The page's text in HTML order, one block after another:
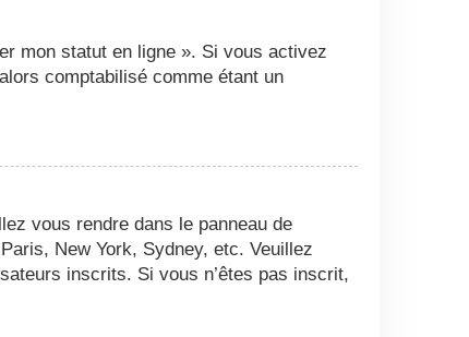
mon statut en ligne ». Si vous activez
comptabilisé comme étant un
vous rendre dans le panneau de
New York, Sydney, etc. Veuillez
inscrits. Si vous n’êtes pas inscrit,